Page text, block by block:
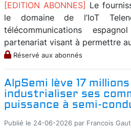
[EDITION ABONNES] Le
le domaine de l’IoT
télécommunications
partenariat visant à permettre
Réservé aux abonnés
AlpSemi lève 17
industrialiser ses
puissance à semi-
Publié le 24-06-2026 par Francois